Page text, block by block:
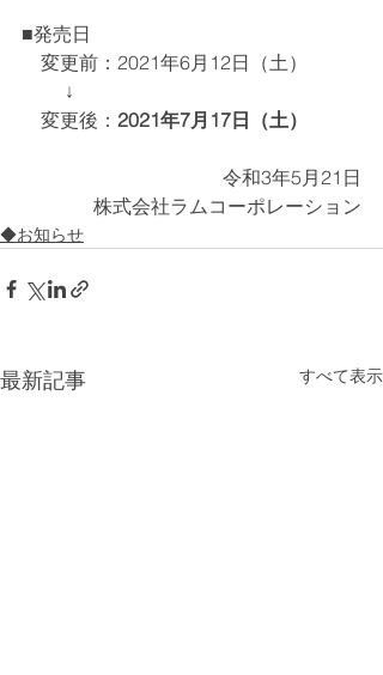
■発売日
変更前：2021年6月12日（土）
↓
変更後： 2021年7月17日（土）
令和3年5月21日
株式会社ラムコーポレーション
◆お知らせ
最新記事 すべて表示